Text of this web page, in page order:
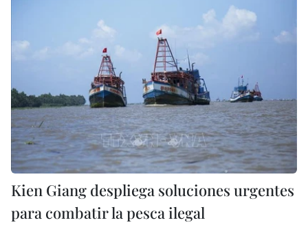
Kien Giang despliega soluciones urgentes
para combatir la pesca ilegal